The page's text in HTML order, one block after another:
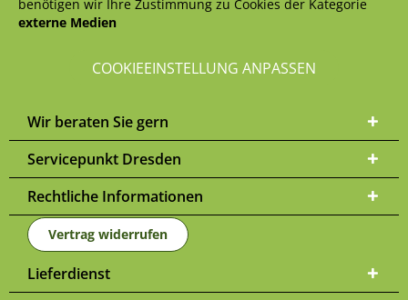
benötigen wir Ihre Zustimmung zu Cookies der Kategorie
externe Medien
COOKIEEINSTELLUNG ANPASSEN
Wir beraten Sie gern
Servicepunkt Dresden
Rechtliche Informationen
Vertrag widerrufen
Lieferdienst